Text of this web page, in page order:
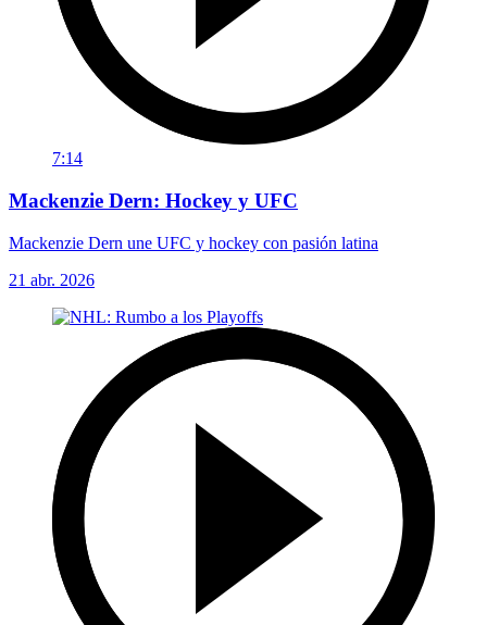
7:14
Mackenzie Dern: Hockey y UFC
Mackenzie Dern une UFC y hockey con pasión latina
21 abr. 2026